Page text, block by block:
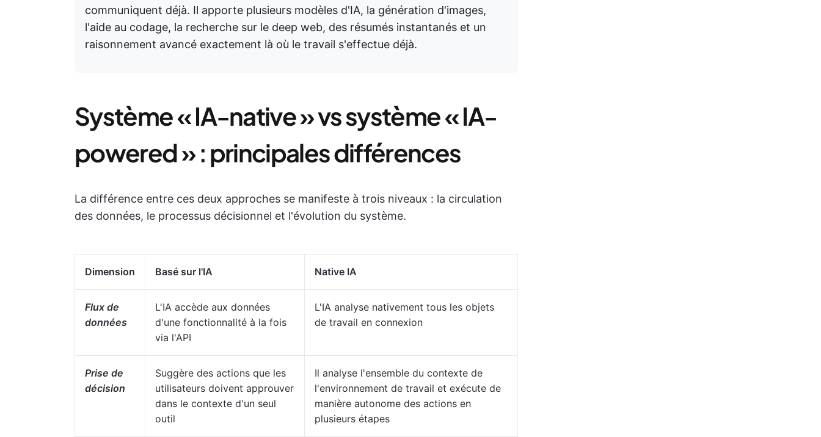
communiquent déjà. Il apporte plusieurs modèles d'IA, la génération d'images,
l'aide au codage, la recherche sur le deep web, des résumés instantanés et un
raisonnement avancé exactement là où le travail s'effectue déjà.
Système « IA-native » vs système « IA-
powered » : principales différences
La différence entre ces deux approches se manifeste à trois niveaux : la circulation
des données, le processus décisionnel et l'évolution du système.
Dimension Basé sur l'IA Native IA
Flux de
données
L'IA accède aux données
d'une fonctionnalité à la fois
via l'API
L'IA analyse nativement tous les objets
de travail en connexion
Prise de
décision
Suggère des actions que les
utilisateurs doivent approuver
dans le contexte d'un seul
outil
Il analyse l'ensemble du contexte de
l'environnement de travail et exécute de
manière autonome des actions en
plusieurs étapes